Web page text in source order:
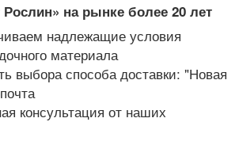
Рослин» на рынке более 20 лет
надлежащие условия
материала
выбора способа доставки: "Новая
консультация от наших